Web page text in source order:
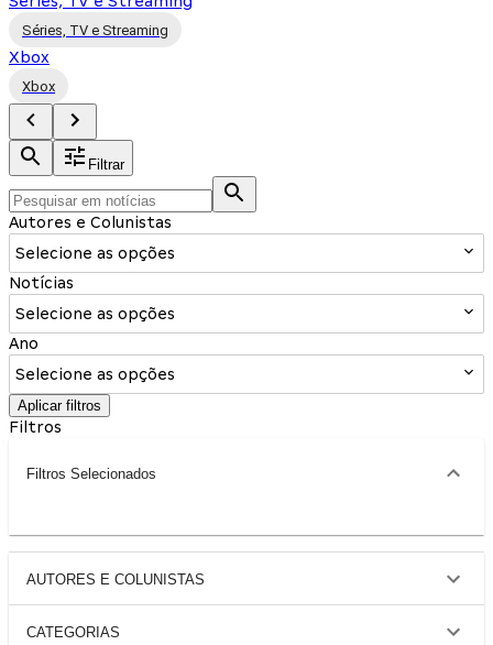
Séries, TV e Streaming
Xbox
Xbox
Filtrar
Autores e Colunistas
Selecione as opções
Notícias
Selecione as opções
Ano
Selecione as opções
Aplicar filtros
Filtros
Filtros Selecionados
AUTORES E COLUNISTAS
CATEGORIAS